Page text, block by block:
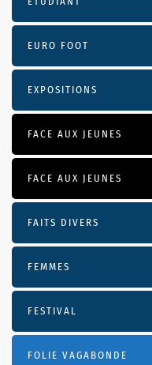
EURO FOOT
EXPOSITIONS
FACE AUX JEUNES
FACE AUX JEUNES
FAITS DIVERS
FEMMES
FESTIVAL
FOLIE VAGABONDE